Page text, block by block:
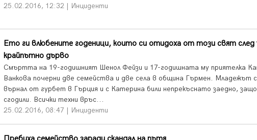
25.02.2016, 12:32 | Инциденти
Ето ги влюбените годеници, които си отидоха от този свят след
крайпътно дърво
Смъртта на 19-годишният Шенол Фейзи и 17-годишната му приятелка
Ванкова почерни две семейства и две села в община Гърмен. Младежът
върнал от гурбет в Гърция и с Катерина били непрекъснато заедно,
сгодили. Всички техни връс...
25.02.2016, 08:47 | Инциденти